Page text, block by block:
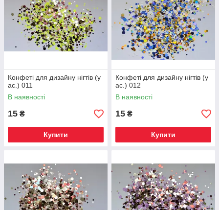
Конфеті для дизайну нігтів (у
ас.) 011
В наявності
15 ₴
Купити
Конфеті для дизайну нігтів (у
ас.) 012
В наявності
15 ₴
Купити